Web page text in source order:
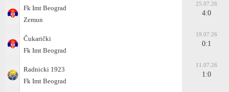
Fk Imt Beograd
Zemun
25.07.26
4:0
Čukarički
Fk Imt Beograd
19.07.26
0:1
Radnicki 1923
Fk Imt Beograd
11.07.26
1:0